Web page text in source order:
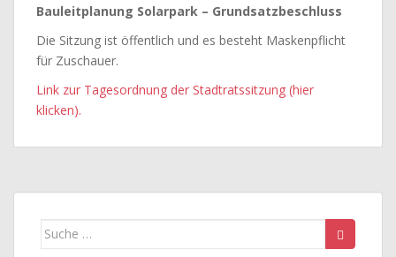
Bauleitplanung Solarpark – Grundsatzbeschluss
Die Sitzung ist öffentlich und es besteht Maskenpflicht
für Zuschauer.
Link zur Tagesordnung der Stadtratssitzung (hier
klicken).
Suche